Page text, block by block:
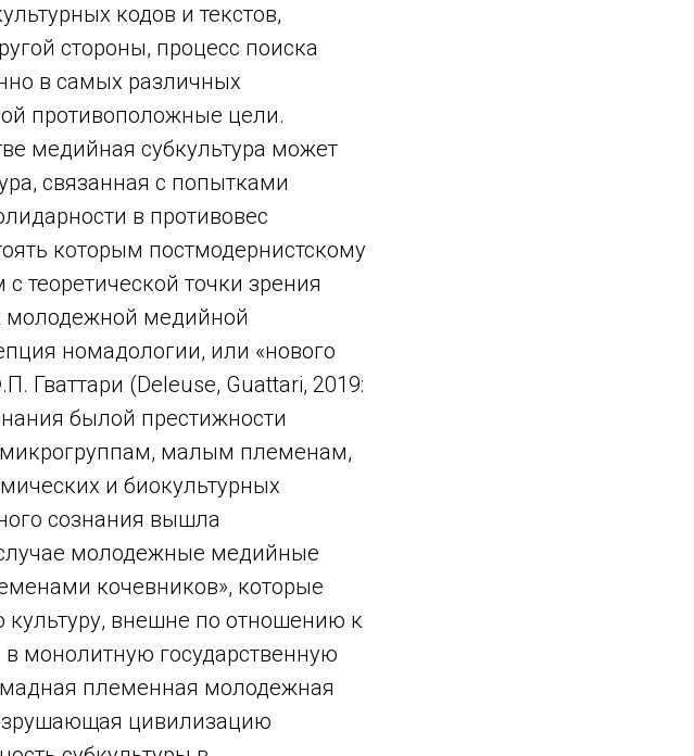
кодов и текстов,
стороны, процесс поиска
в самых различных
противоположные цели.
медийная субкультура может
связанная с попытками
в противовес
которым постмодернистскому
теоретической точки зрения
молодежной медийной
номадологии, или «нового
Гваттари (Deleuse, Guattari, 2019:
былой престижности
микрогруппам, малым племенам,
и биокультурных
сознания вышла
молодежные медийные
кочевников», которые
культуру, внешне по отношению к
монолитную государственную
племенная молодежная
цивилизацию